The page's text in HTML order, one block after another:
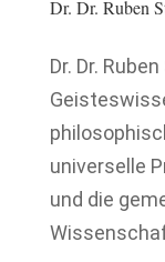
Dr. Dr. Ruben
Dr. Dr.
universelle
und die